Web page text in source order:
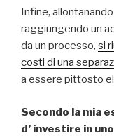
Infine,
raggiungendo un
da un processo, si
costi di una
a essere pittosto
Secondo la mia
d’ investire in